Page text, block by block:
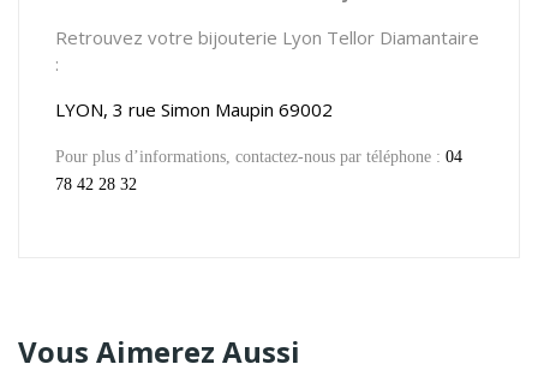
Retrouvez votre bijouterie Lyon Tellor Diamantaire
:
LYON, 3 rue Simon Maupin 69002
Pour plus d’informations, contactez-nous par téléphone : 04
78 42 28 32
Vous Aimerez Aussi